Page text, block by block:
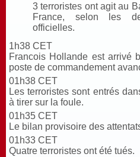
3 terroristes ont agit au
France, selon les
officielles.
1h38 CET
Francois Hollande est arrivé
poste de commandement
01h38 CET
Les terroristes sont entrés
à tirer sur la foule.
01h35 CET
Le bilan provisoire des
01h33 CET
Quatre terroristes ont été tués.